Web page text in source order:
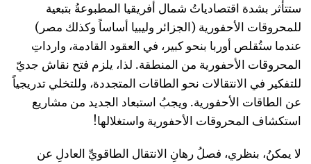
ستتأثر بشدة اقتصادياتُ شمال أفريقيا المطبوعةُ بتبعية
للمحروقات الأحفورية (الجزائر وليبيا أساساً وكذلك مصر)
عندما ستُقلص أوربا بنحو كبير، في العقود القادمة، وارداتِ
المحروقات الأحفورية من المنطقة. لذا، يلزم فتح نقاش جديّ
للتفكير في الانتقالات نحو الطاقات المتجددة، وللتخلي تدريجياً
عن الطاقات الأحفورية. ويجبُ استبعاد الجديد من مشاريع
استكشاف المحروقات الأحفورية واستغلالها!
لا يمكنُ، بنظري، فصلُ رهانِ الانتقال الطاقويِّ العادلِ عن